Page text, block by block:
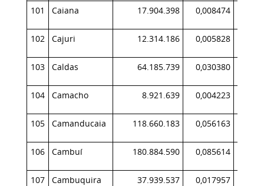
101 Caiana 17.904.398 0,008474
102 Cajuri 12.314.186 0,005828
103 Caldas 64.185.739 0,030380
104 Camacho 8.921.639 0,004223
105 Camanducaia 118.660.183 0,056163
106 Cambuí 180.884.590 0,085614
107 Cambuquira 37.939.537 0,017957